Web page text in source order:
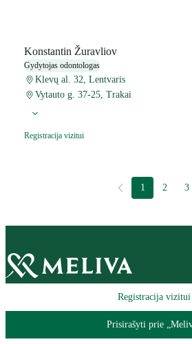
Konstantin Žuravliov
Gydytojas odontologas
Klevų al. 32, Lentvaris
Vytauto g. 37-25, Trakai
Registracija vizitui
1 2 3
Registracija vizitui
Prisirašyti prie